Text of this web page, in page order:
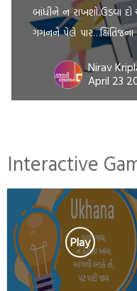
બાંધીને ન રાખશો..ઉડવા
ગગનને પેલે
તો..અને વાત જો
Nirav
April 23
Interactive
Play